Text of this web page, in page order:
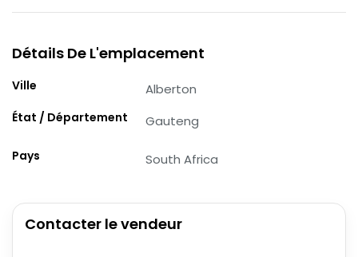
Détails De L'emplacement
Ville Alberton
État / Département Gauteng
Pays South Africa
Contacter le vendeur